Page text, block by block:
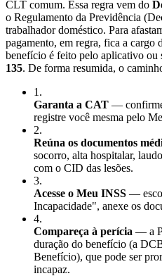
CLT comum. Essa regra vem do
o Regulamento da Previdência
trabalhador doméstico. Para
pagamento, em regra, fica a cargo
benefício é feito pelo aplicativo ou
135. De forma resumida, o
1 .
Garanta a CAT — confirme
registre você mesma pelo
2.
Reúna os documentos
socorro, alta hospitalar,
com o CID das lesões.
3.
Acesse o Meu INSS —
Incapacidade", anexe os
4.
Compareça à perícia — a
duração do benefício (a
Benefício), que pode ser
incapaz.